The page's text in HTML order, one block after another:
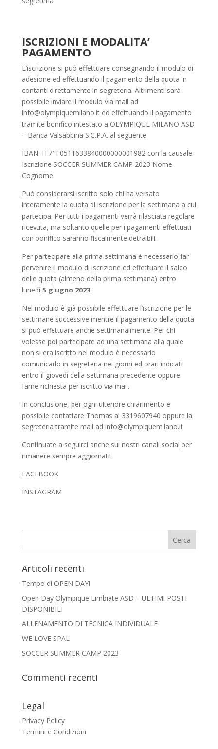
ISCRIZIONI E MODALITA’
PAGAMENTO
L’iscrizione si può effettuare consegnando il modulo di
adesione ed effettuando il pagamento della quota in
contanti direttamente in segreteria. Altrimenti sarà
possibile inviare il modulo via mail ad
info@olympiquemilano.ited effettuando il pagamento
tramite bonifico intestato a OLYMPIQUE MILANO ASD
– Banca Valsabbina S.C.P.A. al seguente
IBAN: IT71F0511633840000000001982 con la causale:
Iscrizione SOCCER SUMMER CAMP 2023 Nome
Cognome.
Può considerarsi iscritto solo chi ha versato
interamente la quota di iscrizione per la settimana a cui
partecipa. Per tutti i pagamenti verrà rilasciata regolare
ricevuta, ma soltanto quelle per i pagamenti effettuati
con bonifico saranno fiscalmente detraibili.
Per partecipare alla prima settimana è necessario far
pervenire il modulo di iscrizione ed effettuare il saldo
delle quota (almeno della prima settimana) entro
lunedì 5 giugno 2023.
Nel modulo è già possibile effettuare l’iscrizione per le
settimane successive mentre il pagamento della quota
si può effettuare anche settimanalmente. Per chi
volesse poi partecipare ad una settimana alla quale
non si era iscritto nel modulo è necessario
comunicarlo in segreteria nei giorni ed orari indicati
entro il giovedì della settimana precedente oppure
farne richiesta per iscritto via mail.
In conclusione, per ogni ulteriore chiarimento è
possibile contattare Thomas al 3319607940 oppure la
segreteria tramite mail ad info@olympiquemilano.it
Continuate a seguirci anche sui nostri canali social per
rimanere sempre aggiornati!
FACEBOOK
INSTAGRAM
Articoli recenti
Tempo di OPEN DAY! ️
Open Day Olympique Limbiate ASD – ULTIMI POSTI
DISPONIBILI
ALLENAMENTO DI TECNICA INDIVIDUALE
WE LOVE SPAL
SOCCER SUMMER CAMP 2023
Commenti recenti
Legal
Privacy Policy
Termini e Condizioni